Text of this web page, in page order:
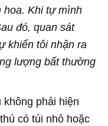
hoa. Khi tự mình
đó, quan sát
khiến tôi nhận ra
lượng bất thường
phải hiện
có túi nhỏ hoặc